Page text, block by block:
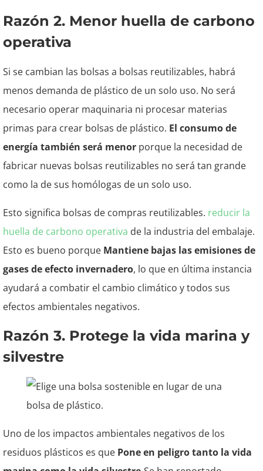
Razón 2. Menor huella de carbono
operativa
Si se cambian las bolsas a bolsas reutilizables, habrá
menos demanda de plástico de un solo uso. No será
necesario operar maquinaria ni procesar materias
primas para crear bolsas de plástico. El consumo de
energía también será menor porque la necesidad de
fabricar nuevas bolsas reutilizables no será tan grande
como la de sus homólogas de un solo uso.
Esto significa bolsas de compras reutilizables. reducir la
huella de carbono operativa de la industria del embalaje.
Esto es bueno porque Mantiene bajas las emisiones de
gases de efecto invernadero, lo que en última instancia
ayudará a combatir el cambio climático y todos sus
efectos ambientales negativos.
Razón 3. Protege la vida marina y
silvestre
Uno de los impactos ambientales negativos de los
residuos plásticos es que Pone en peligro tanto la vida